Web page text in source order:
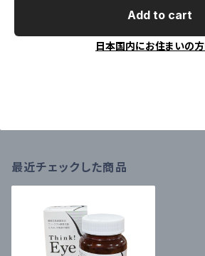
Add to cart
日本国内にお住まいの
最近チェックした商品